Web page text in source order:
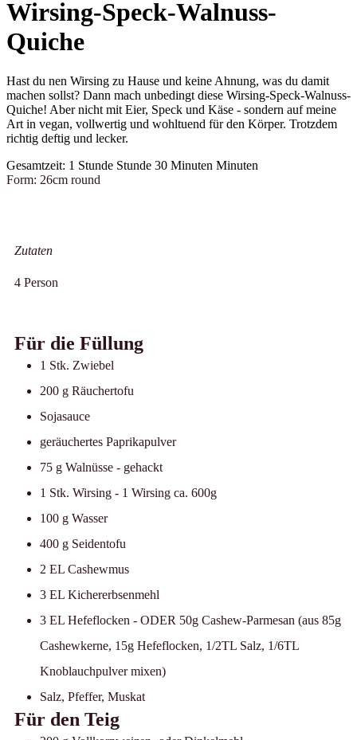
Wirsing-Speck-Walnuss-
Quiche
Hast du nen Wirsing zu Hause und keine Ahnung, was du damit
machen sollst? Dann mach unbedingt diese Wirsing-Speck-Walnuss-
Quiche! Aber nicht mit Eier, Speck und Käse - sondern auf meine
Art in vegan, vollwertig und wohltuend für den Körper. Trotzdem
richtig deftig und lecker.
Gesamtzeit: 1 Stunde Stunde 30 Minuten Minuten
Form: 26cm round
Zutaten
4 Person
Für die Füllung
1 Stk. Zwiebel
200 g Räuchertofu
Sojasauce
geräuchertes Paprikapulver
75 g Walnüsse - gehackt
1 Stk. Wirsing - 1 Wirsing ca. 600g
100 g Wasser
400 g Seidentofu
2 EL Cashewmus
3 EL Kichererbsenmehl
3 EL Hefeflocken - ODER 50g Cashew-Parmesan (aus 85g
Cashewkerne, 15g Hefeflocken, 1/2TL Salz, 1/6TL
Knoblauchpulver mixen)
Salz, Pfeffer, Muskat
Für den Teig